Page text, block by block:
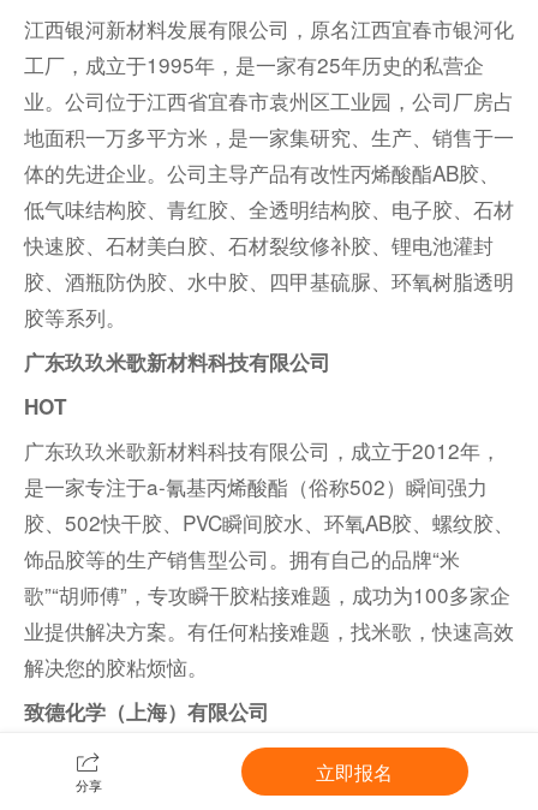
江西银河新材料发展有限公司，原名江西宜春市银河化
工厂，成立于1995年，是一家有25年历史的私营企
业。公司位于江西省宜春市袁州区工业园，公司厂房占
地面积一万多平方米，是一家集研究、生产、销售于一
体的先进企业。公司主导产品有改性丙烯酸酯AB胶、
低气味结构胶、青红胶、全透明结构胶、电子胶、石材
快速胶、石材美白胶、石材裂纹修补胶、锂电池灌封
胶、酒瓶防伪胶、水中胶、四甲基硫脲、环氧树脂透明
胶等系列。
广东玖玖米歌新材料科技有限公司
HOT
广东玖玖米歌新材料科技有限公司，成立于2012年，
是一家专注于a-氰基丙烯酸酯（俗称502）瞬间强力
胶、502快干胶、PVC瞬间胶水、环氧AB胶、螺纹胶、
饰品胶等的生产销售型公司。拥有自己的品牌“米
歌”“胡师傅”，专攻瞬干胶粘接难题，成功为100多家企
业提供解决方案。有任何粘接难题，找米歌，快速高效
解决您的胶粘烦恼。
致德化学（上海）有限公司
致德化学（上海）有限公司成立于2009年，致力于醇
分享
立即报名